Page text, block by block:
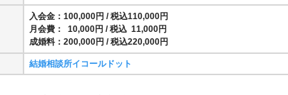
入会金：100,000円 / 税込110,000円
月会費： 10,000円 / 税込 11,000円
成婚料：200,000円 / 税込220,000円
結婚相談所イコールドット